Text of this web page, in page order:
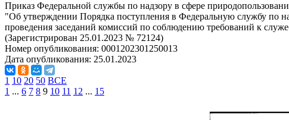
Приказ Федеральной службы по надзору в сфере
"Об утверждении Порядка поступления в Федеральную службу по
проведения заседаний комиссий по соблюдению требований к
(Зарегистрирован 25.01.2023 № 72124)
Номер опубликования: 0001202301250013
Дата опубликования: 25.01.2023
1 10 20 50 ВСЕ
1 ... 6 7 8 9 10 11 12 ... 15